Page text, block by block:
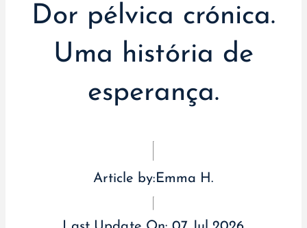
Dor pélvica crónica.
Uma história de
esperança.
Article by:Emma H.